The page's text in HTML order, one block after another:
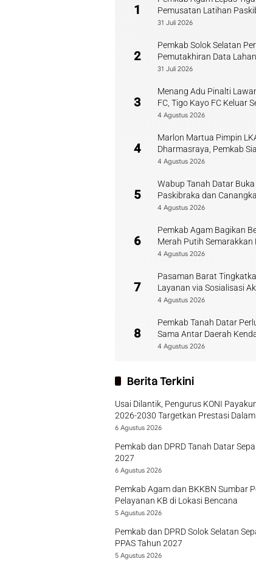
1
Pemusatan Latihan
Sumbar
31 Juli 2026
2
Pemkab Solok Selatan
Pemutakhiran Data
Pangan Berkelanjutan
31 Juli 2026
3
Menang Adu Pinalti
FC, Tigo Kayo FC Keluar
Juara Piala Walikota
4 Agustus 2026
4
Marlon Martua Pimpin
Dharmasraya, Pemkab
Sinergi Adat
4 Agustus 2026
5
Wabup Tanah Datar Buka
Paskibraka dan
Bendera
4 Agustus 2026
6
Pemkab Agam Bagikan
Merah Putih Semarakkan
4 Agustus 2026
7
Pasaman Barat
Layanan via Sosialisasi
Perpustakaan 2026
4 Agustus 2026
8
Pemkab Tanah Datar
Sama Antar Daerah
4 Agustus 2026
Berita Terkini
Usai Dilantik, Pengurus KONI
2026-2030 Targetkan Prestasi
Sumbar
6 Agustus 2026
Pemkab dan DPRD Tanah Datar
2027
6 Agustus 2026
Pemkab Agam dan BKKBN Sumbar
Pelayanan KB di Lokasi Bencana
5 Agustus 2026
Pemkab dan DPRD Solok Selatan
PPAS Tahun 2027
5 Agustus 2026